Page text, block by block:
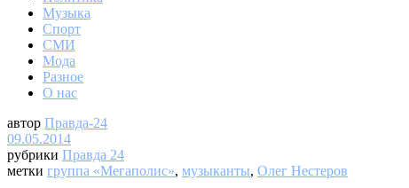
Музыка
Спорт
СМИ
Мода
Разное
О нас
автор Правда-24
09.05.2014
рубрики Правда 24
метки группа «Мегаполис», музыканты, Олег Нестеров